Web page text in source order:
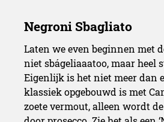
Laten we even beginnen met
niet sbágeliaaatoo, maar heel
Eigenlijk is het niet meer dan
klassiek opgebouwd is met
zoete vermout, alleen wordt